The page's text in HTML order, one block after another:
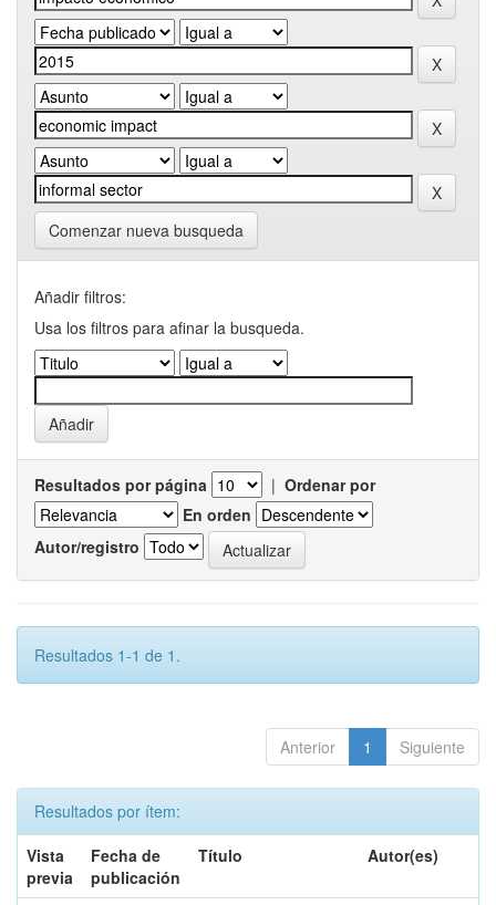
Comenzar nueva busqueda
Añadir filtros:
Usa los filtros para afinar la busqueda.
Resultados por página | Ordenar por
En orden
Autor/registro
Resultados 1-1 de 1.
Anterior 1 Siguiente
Resultados por ítem:
Vista
previa
Fecha de
publicación
Título Autor(es)